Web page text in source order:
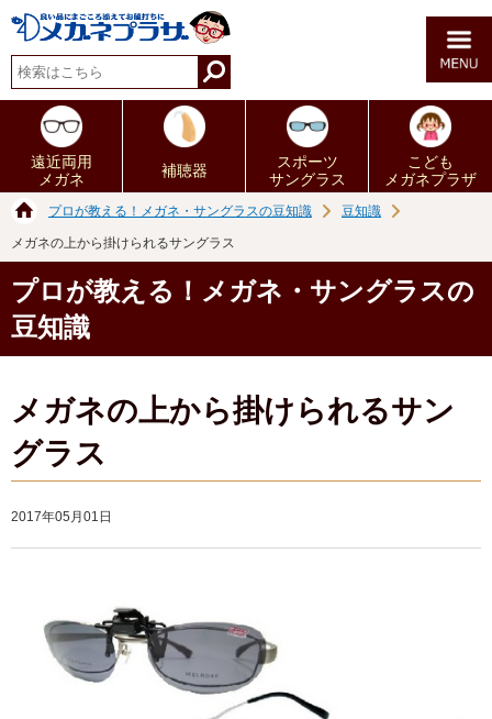
遠近両用
メガネ
補聴器
スポーツ
サングラス
こども
メガネプラザ
プロが教える！メガネ・サングラスの豆知識 豆知識
メガネの上から掛けられるサングラス
プロが教える！メガネ・サングラスの
豆知識
メガネの上から掛けられるサン
グラス
2017年05月01日